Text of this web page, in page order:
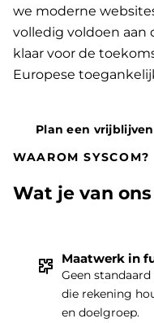
|
we moderne
volledig voldoen aan
klaar voor de
Europese
Plan een
WAAROM SYSCOM?
Wat je van
Maatwerk in
Geen
die rekening
en doelgroep.